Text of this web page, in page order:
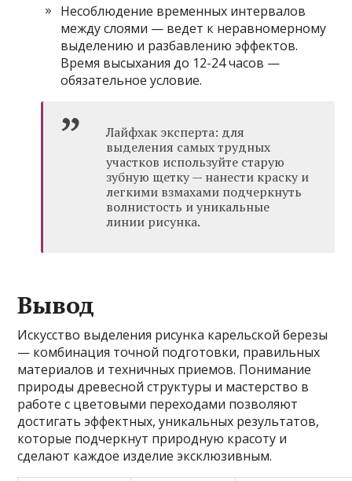
Несоблюдение временных интервалов
между слоями — ведет к неравномерному
выделению и разбавлению эффектов.
Время высыхания до 12-24 часов —
обязательное условие.
Лайфхак эксперта: для
выделения самых трудных
участков используйте старую
зубную щетку — нанести краску и
легкими взмахами подчеркнуть
волнистость и уникальные
линии рисунка.
Вывод
Искусство выделения рисунка карельской березы
— комбинация точной подготовки, правильных
материалов и техничных приемов. Понимание
природы древесной структуры и мастерство в
работе с цветовыми переходами позволяют
достигать эффектных, уникальных результатов,
которые подчеркнут природную красоту и
сделают каждое изделие эксклюзивным.